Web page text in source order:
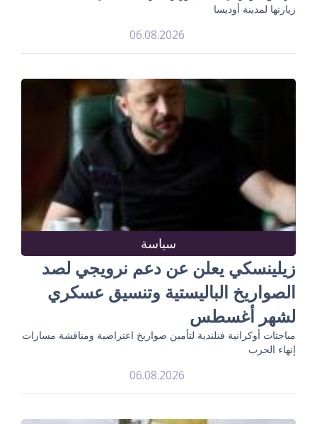
زيارتها لمدينة أوديسا
06.08.2026
سياسة
زيلينسكي يعلن عن دعم نرويجي لصد
الصواريخ الباليستية وتنسيق عسكري
لشهر أغسطس
مباحثات أوكرانية فنلندية لتأمين صواريخ اعتراضية ومناقشة مسارات
إنهاء الحرب
06.08.2026